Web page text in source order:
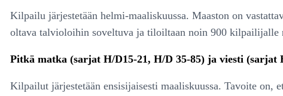
Kilpailu järjestetään helmi-maaliskuussa. Maaston on
oltava talvioloihin soveltuva ja tiloiltaan noin 900 kilpailijalle
Pitkä matka (sarjat H/D15-21, H/D 35-85) ja viesti (sarjat
Kilpailut järjestetään ensisijaisesti maaliskuussa. Tavoite on,